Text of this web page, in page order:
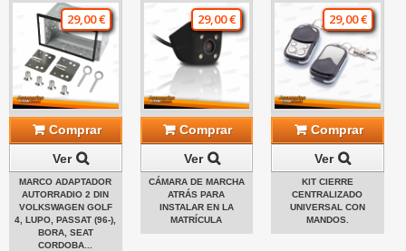
29,00 €
Comprar
Ver
MARCO ADAPTADOR
AUTORRADIO 2 DIN
VOLKSWAGEN GOLF
4, LUPO, PASSAT (96-),
BORA, SEAT
CORDOBA...
29,00 €
Comprar
Ver
CÁMARA DE MARCHA
ATRÁS PARA
INSTALAR EN LA
MATRÍCULA
29,00 €
Comprar
Ver
KIT CIERRE
CENTRALIZADO
UNIVERSAL CON
MANDOS.